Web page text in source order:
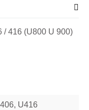
/ 416 (U800 U 900)
U416